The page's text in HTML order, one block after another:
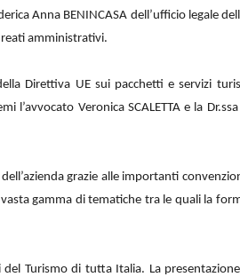
Anna BENINCASA dell’ufficio legale
reati amministrativi.
Direttiva UE sui pacchetti e servizi
Veronica SCALETTA e la Dr.ssa
grazie alle importanti
gamma di tematiche tra le quali la
del Turismo di tutta Italia. La